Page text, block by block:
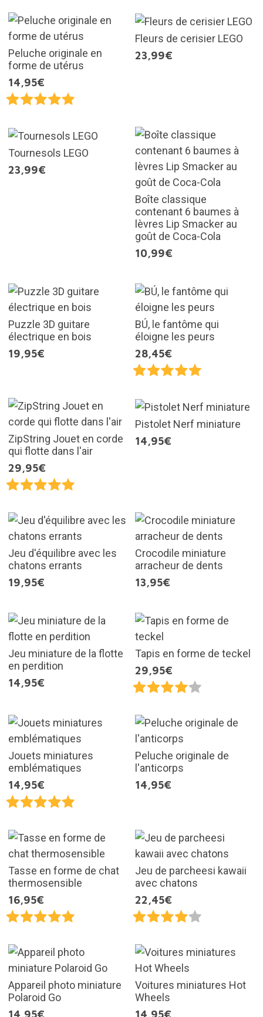
Peluche originale en
forme de utérus
14,95€
Fleurs de cerisier LEGO
23,99€
Tournesols LEGO
23,99€
Boîte classique
contenant 6 baumes à
lèvres Lip Smacker au
goût de Coca-Cola
10,99€
Puzzle 3D guitare
électrique en bois
19,95€
BÚ, le fantôme qui
éloigne les peurs
28,45€
ZipString Jouet en corde
qui flotte dans l'air
29,95€
Pistolet Nerf miniature
14,95€
Jeu d'équilibre avec les
chatons errants
19,95€
Crocodile miniature
arracheur de dents
13,95€
Jeu miniature de la flotte
en perdition
14,95€
Tapis en forme de teckel
29,95€
Jouets miniatures
emblématiques
14,95€
Peluche originale de
l'anticorps
14,95€
Tasse en forme de chat
thermosensible
16,95€
Jeu de parcheesi kawaii
avec chatons
22,45€
Appareil photo miniature
Polaroid Go
14,95€
Voitures miniatures Hot
Wheels
14,95€